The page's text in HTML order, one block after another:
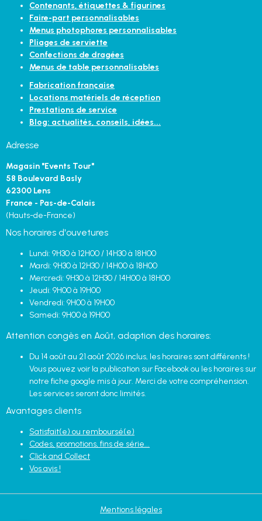
Contenants, étiquettes & figurines
Faire-part personnalisables
Menus photophores personnalisables
Pliages de serviette
Confections de dragées
Menus de table personnalisables
Fabrication française
Locations matériels de réception
Prestations de service
Blog: actualités, conseils, idées...
Adresse
Magasin "Events Tour"
58 Boulevard Basly
62300 Lens
France - Pas-de-Calais
(Hauts-de-France)
Nos horaires d'ouvetures
Lundi: 9H30 à 12H00 / 14H30 à 18H00
Mardi: 9H30 à 12H30 / 14H00 à 18H00
Mercredi: 9H30 à 12H30 / 14H00 à 18H00
Jeudi: 9H00 à 19H00
Vendredi: 9H00 à 19H00
Samedi: 9H00 à 19H00
Attention congès en Août, adaption des horaires:
Du 14 août au 21 août 2026 inclus, les horaires sont différents !
Vous pouvez voir la publication sur Facebook ou les horaires sur
notre fiche google mis à jour. Merci de votre compréhension.
Les services seront donc limités.
Avantages clients
Satisfait(e) ou remboursé(e)
Codes, promotions, fins de série...
Click and Collect
Vos avis !
Mentions légales